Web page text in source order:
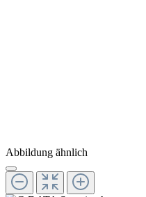
Abbildung ähnlich